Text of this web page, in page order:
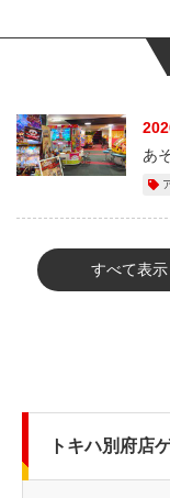
あ
すべて表示
トキハ別府店